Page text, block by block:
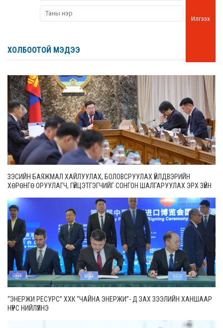
Илгээх
ХОЛБООТОЙ МЭДЭЭ
ЗЭСИЙН БАЯЖМАЛ ХАЙЛУУЛАХ, БОЛОВСРУУЛАХ ҮЙЛДВЭРИЙН
ХӨРӨНГӨ ОРУУЛАГЧ, ГҮЙЦЭТГЭГЧИЙГ СОНГОН ШАЛГАРУУЛАХ ЭРХ ЗҮЙН
“ЭНЕРЖИ РЕСУРС” ХХК “ЧАЙНА ЭНЕРЖИ”- Д ЗАХ ЗЭЭЛИЙН ХАНШААР
НҮҮРС НИЙЛҮҮЛНЭ